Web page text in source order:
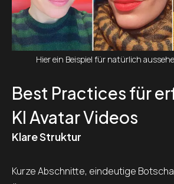
Hier ein Beispiel für natürlich
Best Practices für
KI Avatar Videos
Klare Struktur
Kurze Abschnitte, eindeutige